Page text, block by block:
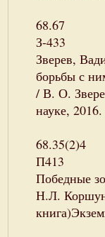
68.67
З-433
Зверев,
борьбы с
/ В. О.
науке,
68.35(2)4
П413
Победные
Н.Л.